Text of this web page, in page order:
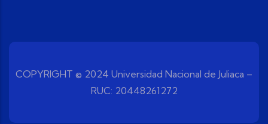
COPYRIGHT © 2024 Universidad Nacional de Juliaca –
RUC: 20448261272